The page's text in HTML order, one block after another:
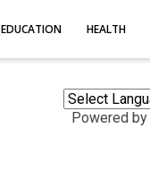
EDUCATION HEALTH
Powered by